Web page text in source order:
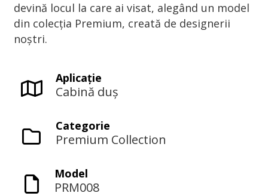
devină locul la care ai visat, alegând un model
din colecția Premium, creată de designerii
noștri.
Aplicaţie
Cabină duș
Categorie
Premium Collection
Model
PRM008